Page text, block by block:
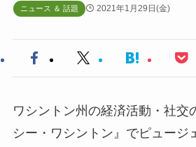
ニュース ＆ 話題 2021年1月29日(金)
ワシントン州の経済活動・社交
シー・ワシントン』でピュージ